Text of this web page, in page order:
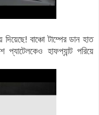
বাঞ্চো টাম্পের ডান হাত
প্যাটেলকেও হাফপ্যান্ট পরিয়ে